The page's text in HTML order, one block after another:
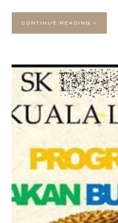
CONTINUE READING »